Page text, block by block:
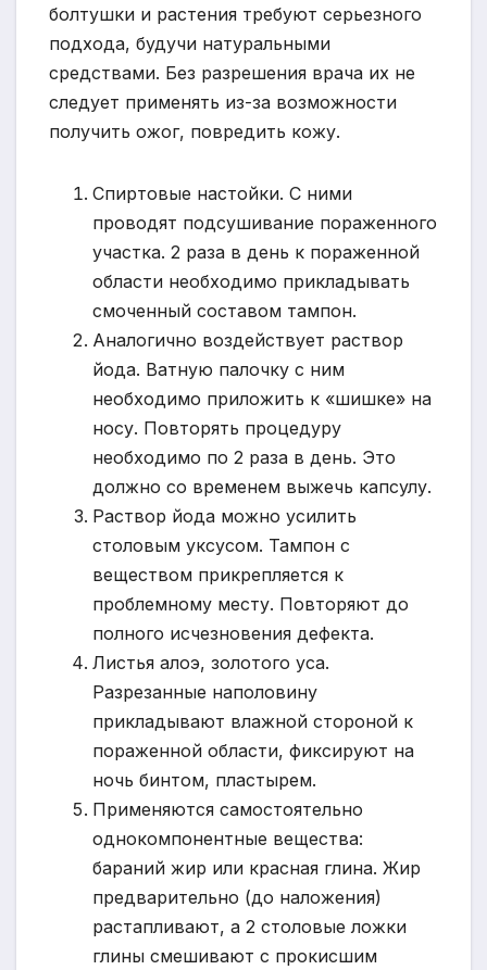
болтушки и растения требуют серьезного
подхода, будучи натуральными
средствами. Без разрешения врача их не
следует применять из-за возможности
получить ожог, повредить кожу.
Спиртовые настойки. С ними
проводят подсушивание пораженного
участка. 2 раза в день к пораженной
области необходимо прикладывать
смоченный составом тампон.
Аналогично воздействует раствор
йода. Ватную палочку с ним
необходимо приложить к «шишке» на
носу. Повторять процедуру
необходимо по 2 раза в день. Это
должно со временем выжечь капсулу.
Раствор йода можно усилить
столовым уксусом. Тампон с
веществом прикрепляется к
проблемному месту. Повторяют до
полного исчезновения дефекта.
Листья алоэ, золотого уса.
Разрезанные наполовину
прикладывают влажной стороной к
пораженной области, фиксируют на
ночь бинтом, пластырем.
Применяются самостоятельно
однокомпонентные вещества:
бараний жир или красная глина. Жир
предварительно (до наложения)
растапливают, а 2 столовые ложки
глины смешивают с прокисшим